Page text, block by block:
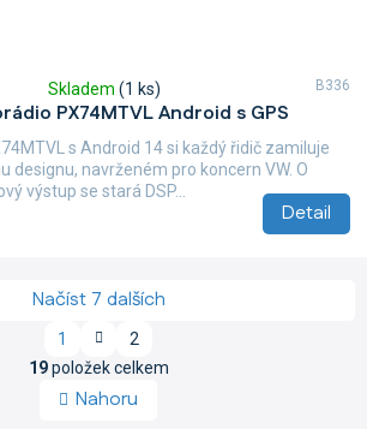
PX74MTVL Android s GPS
Skladem (1 ks)
Detail
s Android 14 si každý řidič zamiluje
designu, navrženém pro koncern VW. O
výstup se stará DSP...
B336
O
v
l
Načíst 7 dalších
S
t
r
á
n
1
2
19položek celkem
Nahoru